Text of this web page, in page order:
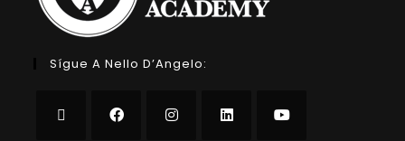
Sígue A Nello D’Angelo: